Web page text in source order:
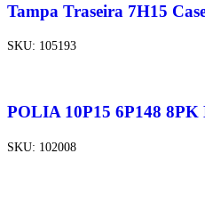
Tampa Traseira 7H15
SKU: 105193
POLIA 10P15 6P148
SKU: 102008